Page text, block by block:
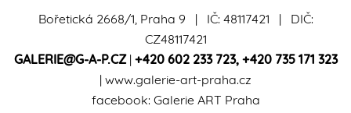
Bořetická 2668/1, Praha 9 | IČ: 48117421 | DIČ:
CZ48117421
GALERIE@G-A-P.CZ| +420 602 233 723, +420 735 171 323
| www.galerie-art-praha.cz
facebook: Galerie ART Praha